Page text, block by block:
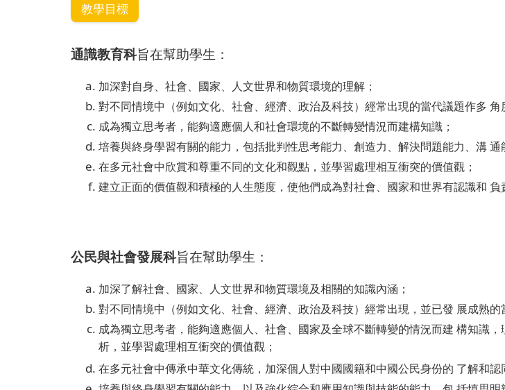
教學目標
通識教育科旨在幫助學生：
加深對自身、社會、國家、人文世界和物質環境的理解；
對不同情境中（例如文化、社會、經濟、政治及科技）經常出現的當代議題作多 角
成為獨立思考者，能夠適應個人和社會環境的不斷轉變情況而建構知識；
培養與終身學習有關的能力，包括批判性思考能力、創造力、解決問題能力、溝 通
在多元社會中欣賞和尊重不同的文化和觀點，並學習處理相互衝突的價值觀；
建立正面的價值觀和積極的人生態度，使他們成為對社會、國家和世界有認識和 負
公民與社會發展科旨在幫助學生 ：
加深了解社會、國家、人文世界和物質環境及相關的知識內涵；
對不同情境中（例如文化、社會、經濟、政治及科技）經常出現，並已發 展成熟的
成為獨立思考者，能夠適應個人、社會、國家及全球不斷轉變的情況而建 構知識
析，並學習處理相互衝突的價值觀；
在多元社會中傳承中華文化傳統，加深個人對中國國籍和中國公民身份的 了解和